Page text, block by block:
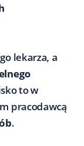
lekarza, a
to w
pracodawcą
.